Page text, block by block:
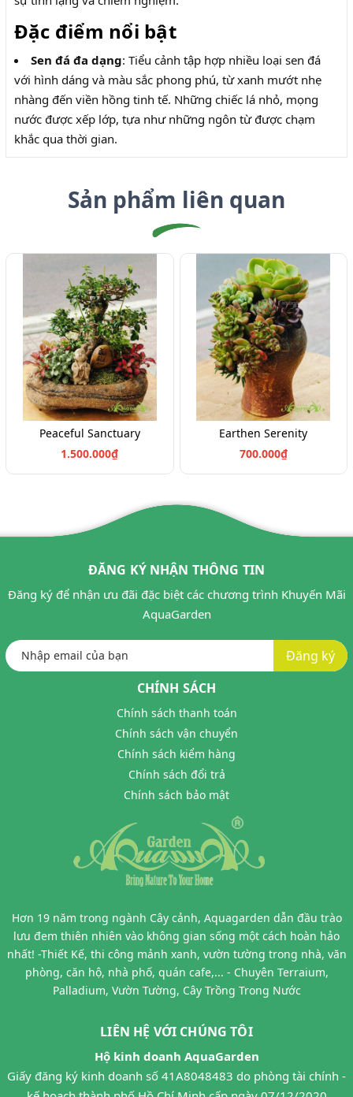
Đặc điểm nổi bật
Sen đá đa dạng: Tiểu cảnh tập hợp nhiều loại sen đá
với hình dáng và màu sắc phong phú, từ xanh mướt nhẹ
nhàng đến viền hồng tinh tế. Những chiếc lá nhỏ, mọng
nước được xếp lớp, tựa như những ngôn từ được chạm
khắc qua thời gian.
Sản phẩm liên quan
Peaceful Sanctuary
1.500.000₫
Earthen Serenity
700.000₫
ĐĂNG KÝ NHẬN THÔNG TIN
Đăng ký để nhận ưu đãi đặc biệt các chương trình Khuyến Mãi
AquaGarden
Đăng ký
CHÍNH SÁCH
Chính sách thanh toán
Chính sách vận chuyển
Chính sách kiểm hàng
Chính sách đổi trả
Chính sách bảo mật
Hơn 19 năm trong ngành Cây cảnh, Aquagarden dẫn đầu trào
lưu đem thiên nhiên vào không gian sống một cách hoàn hảo
nhất! -Thiết Kế, thi công mảnh xanh, vườn tường trong nhà, văn
phòng, căn hộ, nhà phố, quán cafe,... - Chuyên Terraium,
Palladium, Vườn Tường, Cây Trồng Trong Nước
LIÊN HỆ VỚI CHÚNG TÔI
Hộ kinh doanh AquaGarden
Giấy đăng ký kinh doanh số 41A8048483 do phòng tài chính -